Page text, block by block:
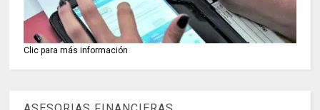
Clic para más información